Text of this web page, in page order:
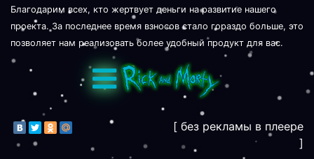
Благодарим всех, кто жертвует деньги на развитие нашего
проекта. За последнее время взносов стало гораздо больше, это
позволяет нам реализовать более удобный продукт для вас.
[ без рекламы в плеере
]